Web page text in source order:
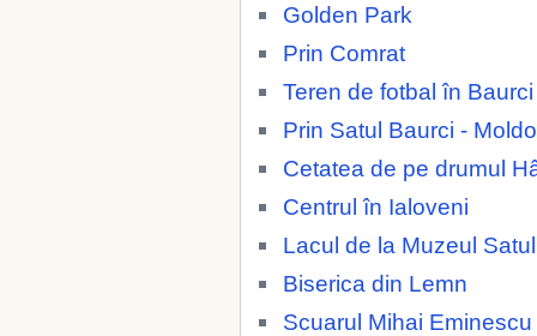
Golden Park
Prin Comrat
Teren de fotbal în
Prin Satul Baurci -
Cetatea de pe drumul
Centrul în Ialoveni
Lacul de la Muzeul
Biserica din Lemn
Scuarul Mihai Eminescu